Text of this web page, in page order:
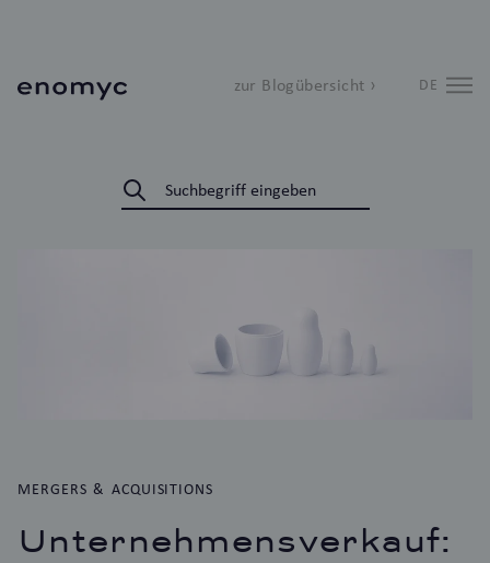
zur Blogübersicht › DE
MERGERS & ACQUISITIONS
Unternehmensverkauf: